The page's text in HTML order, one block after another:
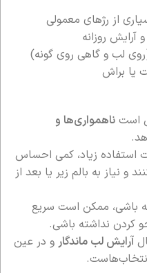
از رژهای معمولی
و آرایش روزانه
لب و گاهی روی گونه)
یا براش
است ناهمواری‌ها و
زیاد، کمی احساس
نیاز به بالم زیر یا بعد از
باشی، ممکن است سریع
نداشته باشی.
آرایش لب ماندگار و در عین